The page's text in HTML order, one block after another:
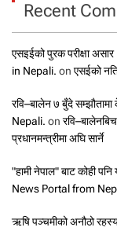
Recent
एसइईको पुरक परीक्षा
in Nepali. on एसईको
रवि–बालेन ७ बुँदे
Nepali. on
प्रधानमन्त्रीमा अघि सार्ने
"हामी नेपाल" बाट कोही
News Portal from
ऋषि पञ्चमीको अनौठो